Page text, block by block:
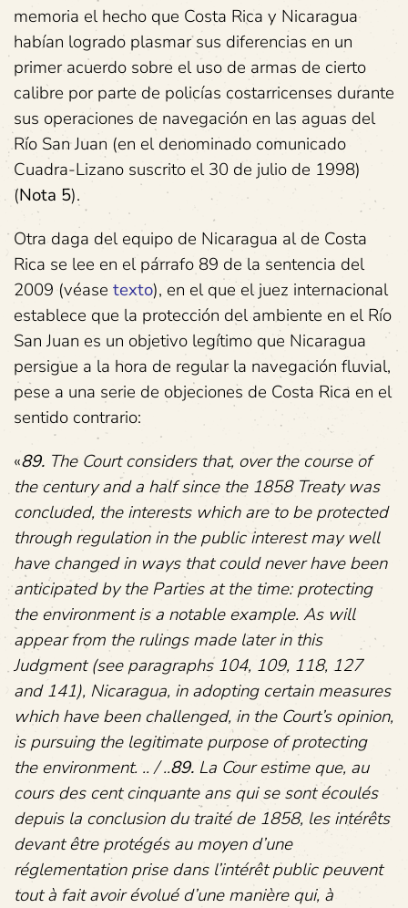
memoria el hecho que Costa Rica y Nicaragua
habían logrado plasmar sus diferencias en un
primer acuerdo sobre el uso de armas de cierto
calibre por parte de policías costarricenses durante
sus operaciones de navegación en las aguas del
Río San Juan (en el denominado comunicado
Cuadra-Lizano suscrito el 30 de julio de 1998)
(Nota 5).
Otra daga del equipo de Nicaragua al de Costa
Rica se lee en el párrafo 89 de la sentencia del
2009 (véase texto), en el que el juez internacional
establece que la protección del ambiente en el Río
San Juan es un objetivo legítimo que Nicaragua
persigue a la hora de regular la navegación fluvial,
pese a una serie de objeciones de Costa Rica en el
sentido contrario:
«89. The Court considers that, over the course of
the century and a half since the 1858 Treaty was
concluded, the interests which are to be protected
through regulation in the public interest may well
have changed in ways that could never have been
anticipated by the Parties at the time: protecting
the environment is a notable example. As will
appear from the rulings made later in this
Judgment (see paragraphs 104, 109, 118, 127
and 141), Nicaragua, in adopting certain measures
which have been challenged, in the Court’s opinion,
is pursuing the legitimate purpose of protecting
the environment. .. / ..89. La Cour estime que, au
cours des cent cinquante ans qui se sont écoulés
depuis la conclusion du traité de 1858, les intérêts
devant être protégés au moyen d’une
réglementation prise dans l’intérêt public peuvent
tout à fait avoir évolué d’une manière qui, à